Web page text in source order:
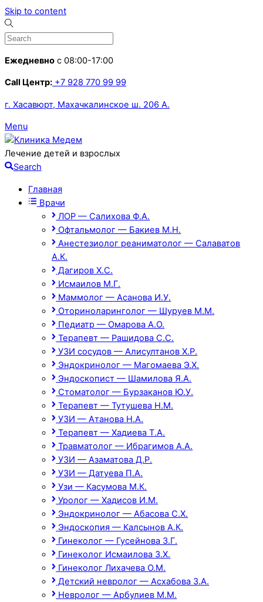
Skip to content
Ежедневно с 08:00-17:00
Call Центр: +7 928 770 99 99
г. Хасавюрт, Махачкалинское ш. 206 А.
Menu
Лечение детей и взрослых
Search
Главная
Врачи
ЛОР — Салихова Ф.А.
Офтальмолог — Бакиев М.Н.
Анестезиолог реаниматолог — Салаватов
А.К.
Дагиров Х.С.
Исмаилов М.Г.
Маммолог — Асанова И.У.
Оториноларинголог — Шуруев М.М.
Педиатр — Омарова А.О.
Терапевт — Рашидова С.С.
УЗИ сосудов — Алисултанов Х.Р.
Эндокринолог — Магомаева Э.Х.
Эндоскопист — Шамилова Я.А.
Стоматолог — Бурзаканов Ю.У.
Терапевт — Тутушева Н.М.
УЗИ — Атанова Н.А.
Терапевт — Хадиева Т.А.
Травматолог — Ибрагимов А.А.
УЗИ — Азаматова Д.Р.
УЗИ — Датуева П.А.
Узи — Касумова М.К.
Уролог — Хадисов И.М.
Эндокринолог — Абасова С.Х.
Эндоскопия — Калсынов А.К.
Гинеколог — Гусейнова З.Г.
Гинеколог Исмаилова З.Х.
Гинеколог Лихачева О.М.
Детский невролог — Асхабова З.А.
Невролог — Арбулиев М.М.